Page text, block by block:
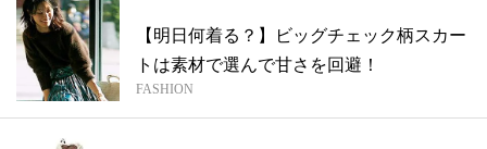
【明日何着る？】ビッグチェック柄スカー
トは素材で選んで甘さを回避！
FASHION